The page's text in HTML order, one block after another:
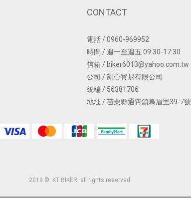
CONTACT
電話 / 0960-969952
時間 / 週一至週五 09:30-17:30
信箱 / biker6013@yahoo.com.tw
公司 / 凱心貿易有限公司
統編 / 56381706
地址 / 苗栗縣通霄鎮烏眉里39-7號
2019 © KT BIKER all rights reserved.